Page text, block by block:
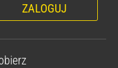
ZALOGUJ